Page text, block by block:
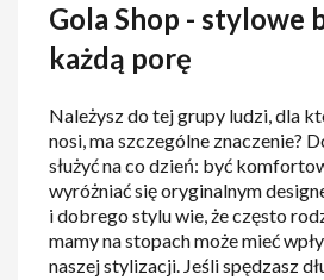
Gola Shop - stylowe
każdą porę
Należysz do tej grupy ludzi, dla
nosi, ma szczególne znaczenie?
służyć na co dzień: być
wyróżniać się oryginalnym
i dobrego stylu wie, że często
mamy na stopach może mieć
naszej stylizacji. Jeśli spędzasz